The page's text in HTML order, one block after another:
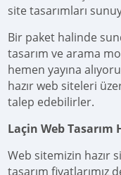
site tasarımları
Bir paket halinde
tasarım ve arama
hemen yayına
hazır web siteleri
talep edebilirler.
Laçin Web Tasarım
Web sitemizin hazır
tasarım fiyatlarımız